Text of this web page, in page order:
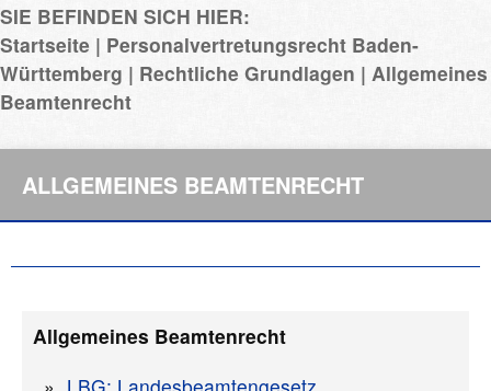
SIE BEFINDEN SICH HIER:
Startseite
Personalvertretungsrecht Baden-
Württemberg
Rechtliche Grundlagen
Allgemeines
Beamtenrecht
ALLGEMEINES BEAMTENRECHT
Allgemeines Beamtenrecht